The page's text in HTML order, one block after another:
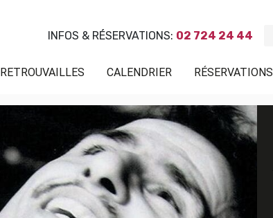
INFOS & RÉSERVATIONS: 02 724 24 44
RETROUVAILLES CALENDRIER RÉSERVATIONS